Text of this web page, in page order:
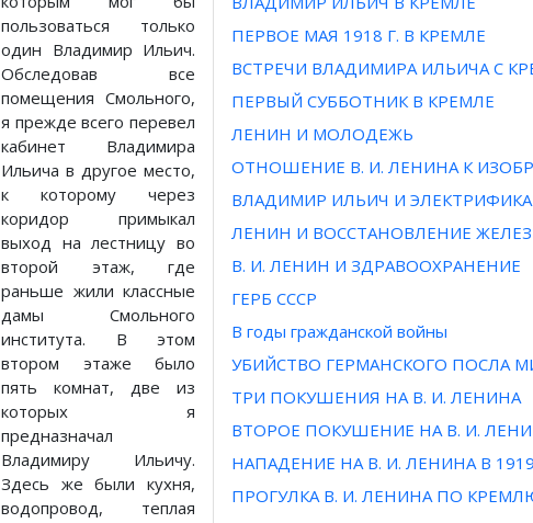
ПЕРВОЕ МАЯ 1918 Г. В КРЕМЛЕ
ВСТРЕЧИ ВЛАДИМИРА ИЛЬИЧА С
ПЕРВЫЙ СУББОТНИК В КРЕМЛЕ
ЛЕНИН И МОЛОДЕЖЬ
ОТНОШЕНИЕ В. И. ЛЕНИНА К
ВЛАДИМИР ИЛЬИЧ И
ЛЕНИН И ВОССТАНОВЛЕНИЕ
В. И. ЛЕНИН И ЗДРАВООХРАНЕНИЕ
ГЕРБ СССР
В годы гражданской войны
УБИЙСТВО ГЕРМАНСКОГО ПОСЛА
ТРИ ПОКУШЕНИЯ НА В. И. ЛЕНИНА
ВТОРОЕ ПОКУШЕНИЕ НА В. И.
НАПАДЕНИЕ НА В. И. ЛЕНИНА В
ПРОГУЛКА В. И. ЛЕНИНА ПО
пользоваться только
один Владимир Ильич.
Обследовав все
помещения Смольного,
я прежде всего перевел
кабинет Владимира
Ильича в другое место,
к которому через
коридор примыкал
выход на лестницу во
второй этаж, где
раньше жили классные
дамы Смольного
института. В этом
втором этаже было
пять комнат, две из
которых я
предназначал
Владимиру Ильичу.
Здесь же были кухня,
водопровод, теплая